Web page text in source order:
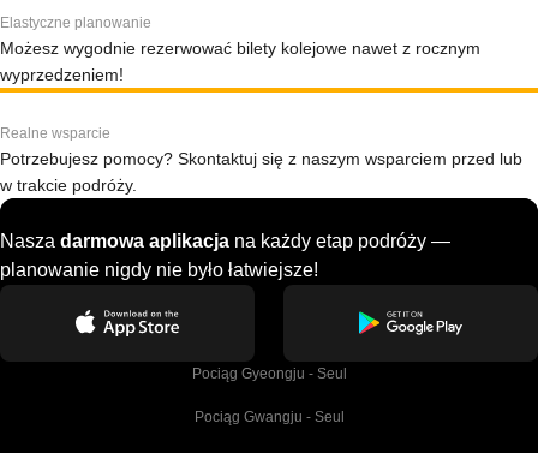
Elastyczne planowanie
Możesz wygodnie rezerwować bilety kolejowe nawet z rocznym
wyprzedzeniem!
Realne wsparcie
Potrzebujesz pomocy? Skontaktuj się z naszym wsparciem przed lub
w trakcie podróży.
Nasza darmowa aplikacja na każdy etap podróży —
planowanie nigdy nie było łatwiejsze!
Pociąg Gyeongju - Seul
Pociąg Gwangju - Seul